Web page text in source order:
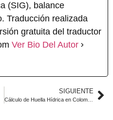
(SIG), balance
Traducción realizada
gratuita del traductor
Ver Bio Del Autor
SIGUIENTE
Cálculo de Huella Hídrica en Colombia: Guía para Empresas Según ISO 14046